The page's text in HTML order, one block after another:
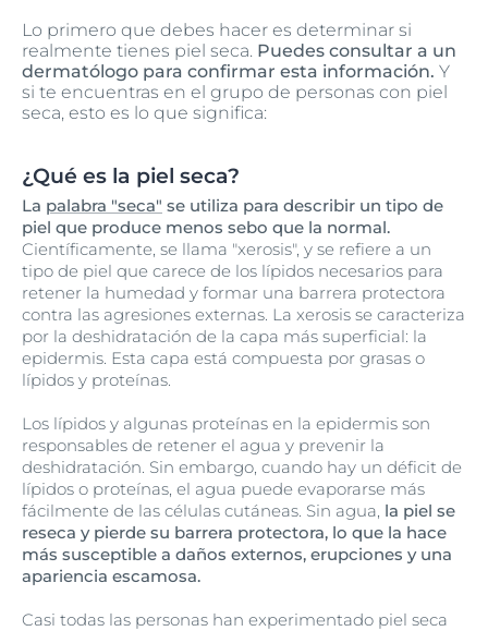
Lo primero que debes hacer es determinar si
realmente tienes piel seca. Puedes consultar a un
dermatólogo para confirmar esta información. Y
si te encuentras en el grupo de personas con piel
seca, esto es lo que significa:
¿Qué es la piel seca?
La palabra "seca" se utiliza para describir un tipo de
piel que produce menos sebo que la normal.
Científicamente, se llama "xerosis", y se refiere a un
tipo de piel que carece de los lípidos necesarios para
retener la humedad y formar una barrera protectora
contra las agresiones externas. La xerosis se caracteriza
por la deshidratación de la capa más superficial: la
epidermis. Esta capa está compuesta por grasas o
lípidos y proteínas.
Los lípidos y algunas proteínas en la epidermis son
responsables de retener el agua y prevenir la
deshidratación. Sin embargo, cuando hay un déficit de
lípidos o proteínas, el agua puede evaporarse más
fácilmente de las células cutáneas. Sin agua, la piel se
reseca y pierde su barrera protectora, lo que la hace
más susceptible a daños externos, erupciones y una
apariencia escamosa.
Casi todas las personas han experimentado piel seca